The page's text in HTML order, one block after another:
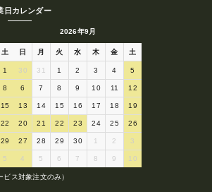
日カレンダー
土
1
8
15
22
29
5
2026年9月
日 月 火 水 木 金 土
30 31 1 2 3 4 5
6 7 8 9 10 11 12
13 14 15 16 17 18 19
20 21 22 23 24 25 26
27 28 29 30 1 2 3
4 5 6 7 8 9 10
ス対象注文のみ）